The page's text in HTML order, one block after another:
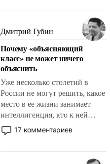
фундаментальным знанием,
что мировая политика имеет
свойство заявляться на порог
нашего дома.
Дмитрий Губин
Почему «объясняющий
класс» не может ничего
объяснить
Уже несколько столетий в
России не могут решить, какое
место в ее жизни занимает
интеллигенция, кто к ней
принадлежит, а кого из нее
исключили с правом
чем она отличается от просто
17 комментариев